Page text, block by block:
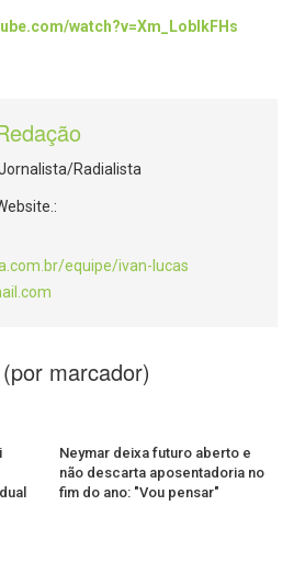
watch?v=Xm_LobIkFHs
Radialista
equipe/ivan-lucas
marcador)
Neymar deixa futuro aberto e
não descarta aposentadoria no
fim do ano: "Vou pensar"